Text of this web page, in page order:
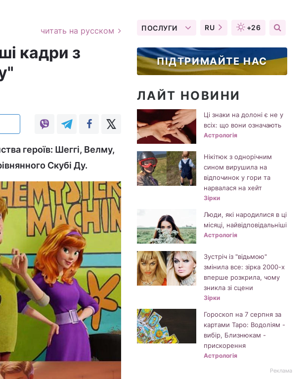
читать на русском
кадри з
героїв: Шеггі, Велму,
Скубі Ду.
ПОСЛУГИ RU +26
ПІДТРИМАЙТЕ НАС
ЛАЙТ НОВИНИ
Ці знаки на долоні є не у
всіх: що вони означають
Астрологія
Нікітюк з однорічним
сином вирушила на
відпочинок у гори та
нарвалася на хейт
Зірки
Люди, які народилися в ці
місяці, найвідповідальніші
Астрологія
Зустріч із "відьмою"
змінила все: зірка 2000-х
вперше розкрила, чому
зникла зі сцени
Зірки
Гороскоп на 7 серпня за
картами Таро: Водоліям -
вибір, Близнюкам -
прискорення
Астрологія
Реклама